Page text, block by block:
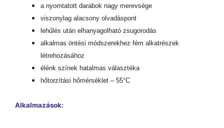
a nyomtatott darabok nagy merevsége
viszonylag alacsony olvadáspont
lehűlés után elhanyagolható zsugorodás
alkalmas öntési módszerekhez fém alkatrészek
létrehozásához
élénk színek hatalmas választéka
hőtorzítási hőmérséklet – 55°C
Alkalmazások: